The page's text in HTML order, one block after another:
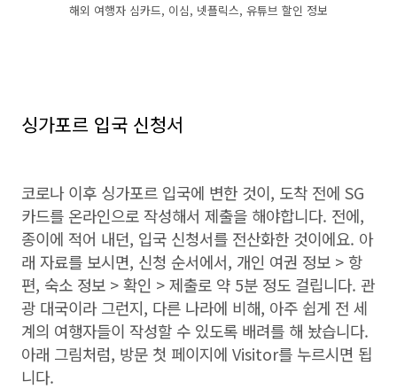
해외 여행자 심카드, 이심, 넷플릭스, 유튜브 할인 정보
싱가포르 입국 신청서
코로나 이후 싱가포르 입국에 변한 것이, 도착 전에 SG
카드를 온라인으로 작성해서 제출을 해야합니다. 전에,
종이에 적어 내던, 입국 신청서를 전산화한 것이에요. 아
래 자료를 보시면, 신청 순서에서, 개인 여권 정보 > 항
편, 숙소 정보 > 확인 > 제출로 약 5분 정도 걸립니다. 관
광 대국이라 그런지, 다른 나라에 비해, 아주 쉽게 전 세
계의 여행자들이 작성할 수 있도록 배려를 해 놨습니다.
아래 그림처럼, 방문 첫 페이지에 Visitor를 누르시면 됩
니다.